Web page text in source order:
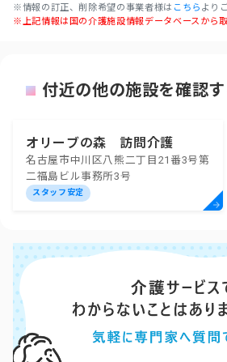
※情報の訂正、削除希望の事業者様は こちら より
※上記情報は国の介護施設情報データベースから
付近の他の施設を確認す
オリーブの森 訪問介護
名古屋市中川区八熊二丁目21番3号第
二福島ビル事務所3号
スタッフ安定